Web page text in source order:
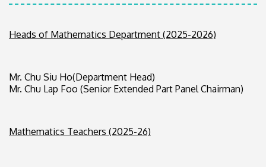
Heads of Mathematics Department (2025-2026)
Mr. Chu Siu Ho(Department Head)
Mr. Chu Lap Foo (Senior Extended Part Panel Chairman)
Mathematics Teachers (2025-26)